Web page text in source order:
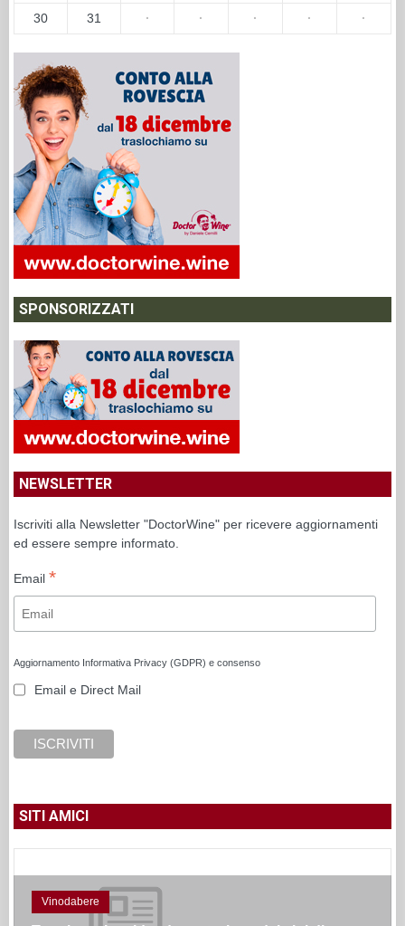
30 31 · · · · ·
SPONSORIZZATI
NEWSLETTER
Iscriviti alla Newsletter "DoctorWine" per ricevere aggiornamenti
ed essere sempre informato.
Email *
Aggiornamento Informativa Privacy (GDPR) e consenso
Email e Direct Mail
SITI AMICI
Vinodabere